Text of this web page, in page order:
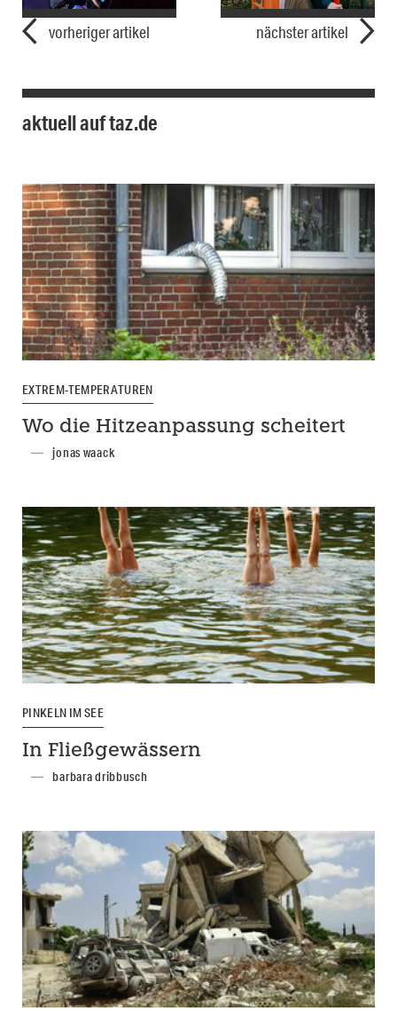
vorheriger artikel nächster artikel
aktuell auf taz.de
EXTREM-TEMPERATUREN
Wo die Hitzeanpassung scheitert
jonas waack
PINKELN IM SEE
In Fließgewässern
barbara dribbusch